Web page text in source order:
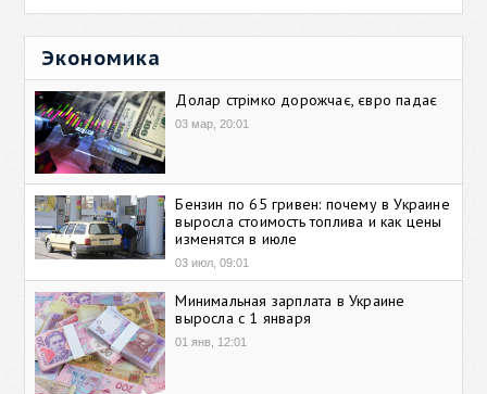
Экономика
Долар стрімко дорожчає, євро падає
03 мар, 20:01
Бензин по 65 гривен: почему в Украине
выросла стоимость топлива и как цены
изменятся в июле
03 июл, 09:01
Минимальная зарплата в Украине
выросла с 1 января
01 янв, 12:01